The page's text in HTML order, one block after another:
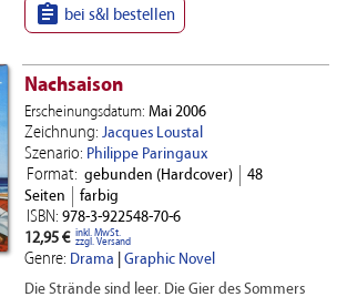
 bei s&l bestellen
Nachsaison
Erscheinungsdatum: Mai 2006
Zeichnung: Jacques Loustal
Szenario: Philippe Paringaux
Format: gebunden (Hardcover)
48
Seiten
farbig
ISBN: 978-3-922548-70-6
12,95 € inkl. MwSt.
zzgl. Versand
Genre: Drama
Graphic Novel
Die Strände sind leer. Die Gier des Sommers